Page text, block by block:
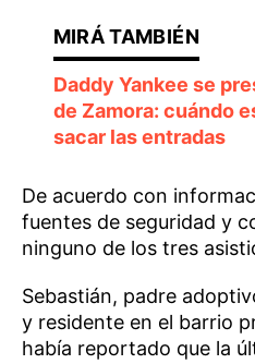
Daddy Yankee se
de Zamora: cuándo
sacar las entradas
De acuerdo con
fuentes de seguridad y
ninguno de los tres
Sebastián, padre
y residente en el barrio
había reportado que la